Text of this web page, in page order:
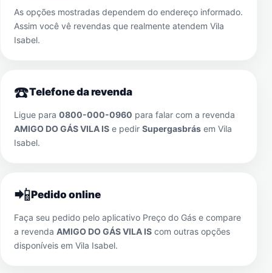
As opções mostradas dependem do endereço informado.
Assim você vê revendas que realmente atendem Vila
Isabel.
☎️Telefone da revenda
Ligue para 0800-000-0960 para falar com a revenda
AMIGO DO GÁS VILA IS e pedir Supergasbrás em Vila
Isabel.
📲Pedido online
Faça seu pedido pelo aplicativo Preço do Gás e compare
a revenda AMIGO DO GÁS VILA IS com outras opções
disponíveis em Vila Isabel.